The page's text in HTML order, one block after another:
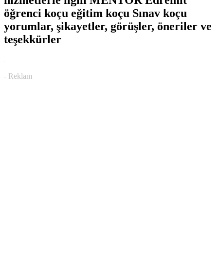
öğrenci koçu eğitim koçu Sınav koçu
yorumlar, şikayetler, görüşler, öneriler ve
teşekkürler
.
- Reklam